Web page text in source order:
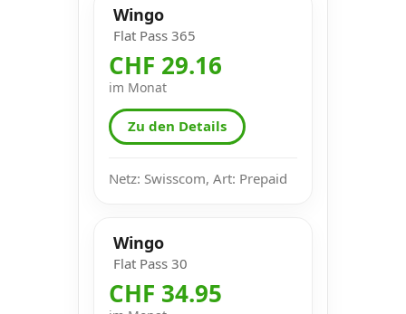
Wingo
Flat Pass 365
CHF 29.16
im Monat
Zu den Details
Netz: Swisscom, Art: Prepaid
Wingo
Flat Pass 30
CHF 34.95